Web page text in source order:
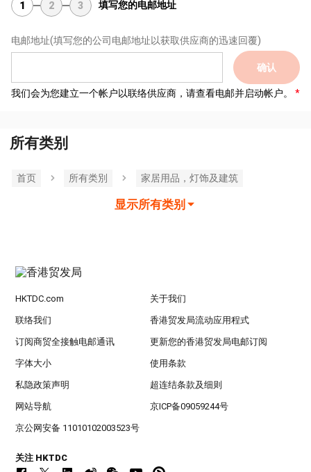
1 2 3 填写您的电邮地址
电邮地址(填写您的公司电邮地址以获取供应商的迅速回覆)
确认
我们会为您建立一个帐户以联络供应商，请查看电邮并启动帐户。
所有类别
首页 所有类別 家居用品，灯饰及建筑
显示所有类别
HKTDC.com 关于我们
联络我们 香港贸发局流动应用程式
订阅商贸全接触电邮通讯 更新您的香港贸发局电邮订阅
字体大小 使用条款
私隐政策声明 超连结条款及细则
网站导航 京ICP备09059244号
京公网安备 11010102003523号
关注 HKTDC